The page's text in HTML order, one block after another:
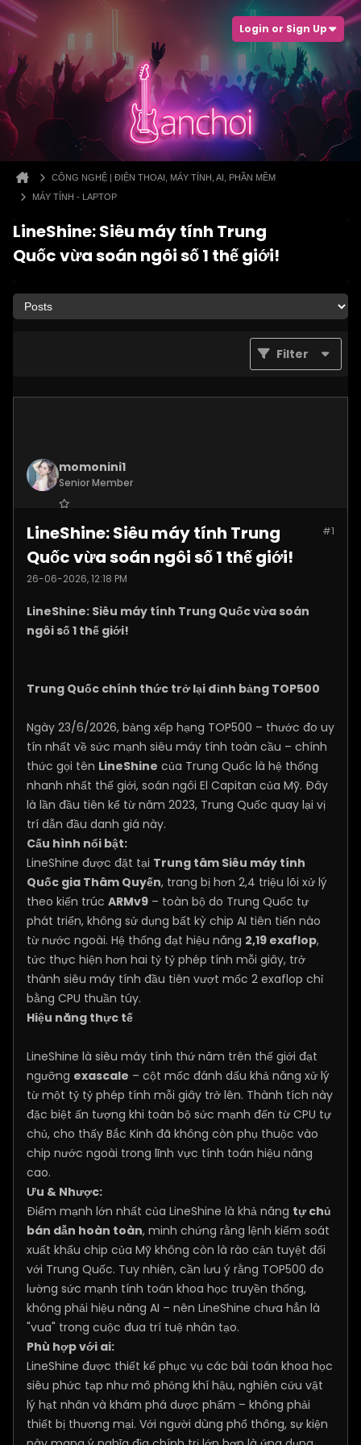
Login or Sign Up
CÔNG NGHỆ | ĐIỆN THOẠI, MÁY TÍNH, AI, PHẦN MỀM
MÁY TÍNH - LAPTOP
LineShine: Siêu máy tính Trung
Quốc vừa soán ngôi số 1 thế giới!
Filter
momonini1
Senior Member
Posts:5399 #1
LineShine: Siêu máy tính Trung
Quốc vừa soán ngôi số 1 thế giới!
26-06-2026, 12:18 PM
LineShine: Siêu máy tính Trung Quốc vừa soán
ngôi số 1 thế giới!
Trung Quốc chính thức trở lại đỉnh bảng TOP500
Ngày 23/6/2026, bảng xếp hạng TOP500 – thước đo uy
tín nhất về sức mạnh siêu máy tính toàn cầu – chính
thức gọi tên LineShine của Trung Quốc là hệ thống
nhanh nhất thế giới, soán ngôi El Capitan của Mỹ. Đây
là lần đầu tiên kể từ năm 2023, Trung Quốc quay lại vị
trí dẫn đầu danh giá này.
Cấu hình nổi bật:
LineShine được đặt tại Trung tâm Siêu máy tính
Quốc gia Thâm Quyến, trang bị hơn 2,4 triệu lõi xử lý
theo kiến trúc ARMv9 – toàn bộ do Trung Quốc tự
phát triển, không sử dụng bất kỳ chip AI tiên tiến nào
từ nước ngoài. Hệ thống đạt hiệu năng 2,19 exaflop,
tức thực hiện hơn hai tỷ tỷ phép tính mỗi giây, trở
thành siêu máy tính đầu tiên vượt mốc 2 exaflop chỉ
bằng CPU thuần túy.
Hiệu năng thực tế
LineShine là siêu máy tính thứ năm trên thế giới đạt
ngưỡng exascale – cột mốc đánh dấu khả năng xử lý
từ một tỷ tỷ phép tính mỗi giây trở lên. Thành tích này
đặc biệt ấn tượng khi toàn bộ sức mạnh đến từ CPU tự
chủ, cho thấy Bắc Kinh đã không còn phụ thuộc vào
chip nước ngoài trong lĩnh vực tính toán hiệu năng
cao.
Ưu & Nhược:
Điểm mạnh lớn nhất của LineShine là khả năng tự chủ
bán dẫn hoàn toàn, minh chứng rằng lệnh kiểm soát
xuất khẩu chip của Mỹ không còn là rào cản tuyệt đối
với Trung Quốc. Tuy nhiên, cần lưu ý rằng TOP500 đo
lường sức mạnh tính toán khoa học truyền thống,
không phải hiệu năng AI – nên LineShine chưa hẳn là
"vua" trong cuộc đua trí tuệ nhân tạo.
Phù hợp với ai:
LineShine được thiết kế phục vụ các bài toán khoa học
siêu phức tạp như mô phỏng khí hậu, nghiên cứu vật
lý hạt nhân và khám phá dược phẩm – không phải
thiết bị thương mại. Với người dùng phổ thông, sự kiện